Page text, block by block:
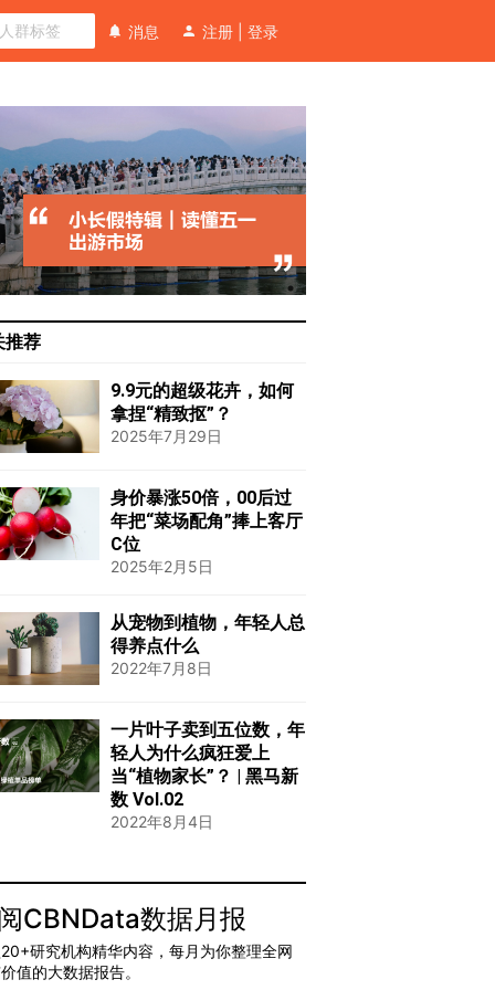
消息 注册 登录
推荐
9.9元的超级花卉，如何
拿捏“精致抠”？
2025年7月29日
身价暴涨50倍，00后过
年把“菜场配角”捧上客厅
C位
2025年2月5日
从宠物到植物，年轻人总
得养点什么
2022年7月8日
一片叶子卖到五位数，年
轻人为什么疯狂爱上
当“植物家长”？ | 黑马新
数 Vol.02
2022年8月4日
CBNData数据月报
研究机构精华内容，每月为你整理全网
值的大数据报告。